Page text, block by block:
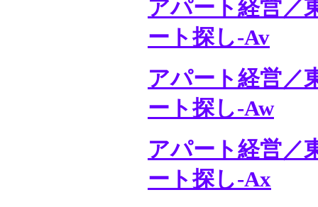
アパート経営／
ート探し-Av
アパート経営／
ート探し-Aw
アパート経営／
ート探し-Ax